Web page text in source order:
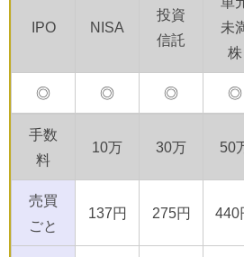
IPO NISA
投資
信託
未
株
◎ ◎ ◎ ◎
手数
料
10万 30万 50
売買
ごと
137円 275円 440